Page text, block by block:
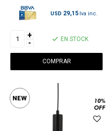
USD 29,15
+
- EN STOCK